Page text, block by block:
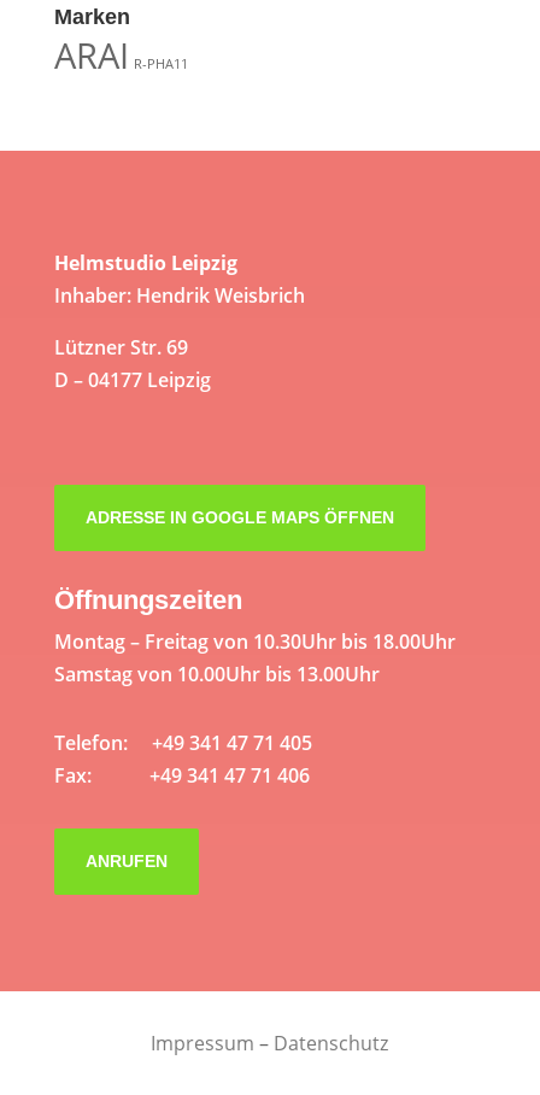
Marken
ARAI R-PHA11
Helmstudio Leipzig
Inhaber: Hendrik Weisbrich
Lützner Str. 69
D – 04177 Leipzig
ADRESSE IN GOOGLE MAPS ÖFFNEN
Öffnungszeiten
Montag – Freitag von 10.30Uhr bis 18.00Uhr
Samstag von 10.00Uhr bis 13.00Uhr
Telefon: +49 341 47 71 405
Fax: +49 341 47 71 406
ANRUFEN
Impressum – Datenschutz